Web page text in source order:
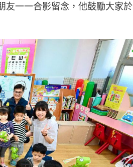
友一一合影留念，他鼓勵大家於